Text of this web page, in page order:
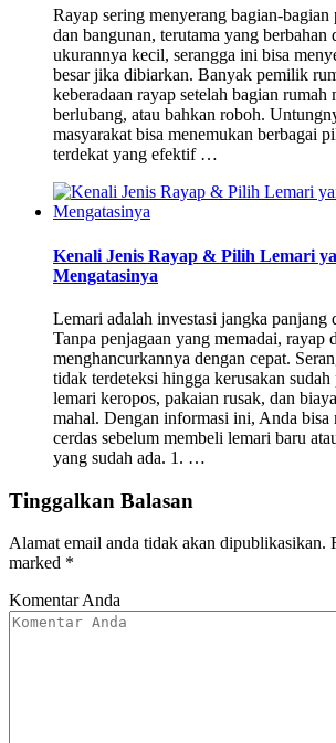
Rayap sering menyerang bagian-
dan bangunan, terutama yang berbahan
ukurannya kecil, serangga ini bisa
besar jika dibiarkan. Banyak pemilik
keberadaan rayap setelah bagian rumah
berlubang, atau bahkan roboh.
masyarakat bisa menemukan berbagai
terdekat yang efektif …
Kenali Jenis Rayap & Pilih Lemari
Mengatasinya
Lemari adalah investasi jangka panjang
Tanpa penjagaan yang memadai, rayap
menghancurkannya dengan cepat.
tidak terdeteksi hingga kerusakan sudah
lemari keropos, pakaian rusak, dan
mahal. Dengan informasi ini, Anda bisa
cerdas sebelum membeli lemari baru
yang sudah ada. 1. …
Tinggalkan Balasan
Alamat email anda tidak akan dipublikasikan.
marked *
Komentar Anda